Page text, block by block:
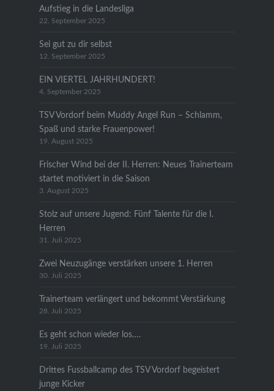
Aufstieg in die Landesliga
22. September 2025
Sei gut zu dir selbst
12. September 2025
EIN VIERTEL JAHRHUNDERT!
4. September 2025
TSV Vordorf beim Muddy Angel Run – Schlamm,
Spaß und starke Frauenpower!
19. August 2025
Frischer Wind bei der II. Herren: Neues Trainerteam
startet motiviert in die Saison
3. August 2025
Stolz auf unsere Jugend: Fünf Talente für die I.
Herren
31. Juli 2025
Zwei Neuzugänge verstärken unsere 1. Herren
30. Juli 2025
Trainerteam verlängert und bekommt Verstärkung
28. Juli 2025
Es geht schon wieder los….
19. Juli 2025
Drittes Fussballcamp des TSV Vordorf begeistert
junge Kicker